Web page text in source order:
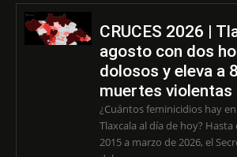
CRUCES 2026 |
agosto con dos
dolosos y eleva a
muertes violentas
¿Cuántos feminicidios hay
Tlaxcala al día de hoy? Hasta el momento, de
2015 a marzo de 2026, el